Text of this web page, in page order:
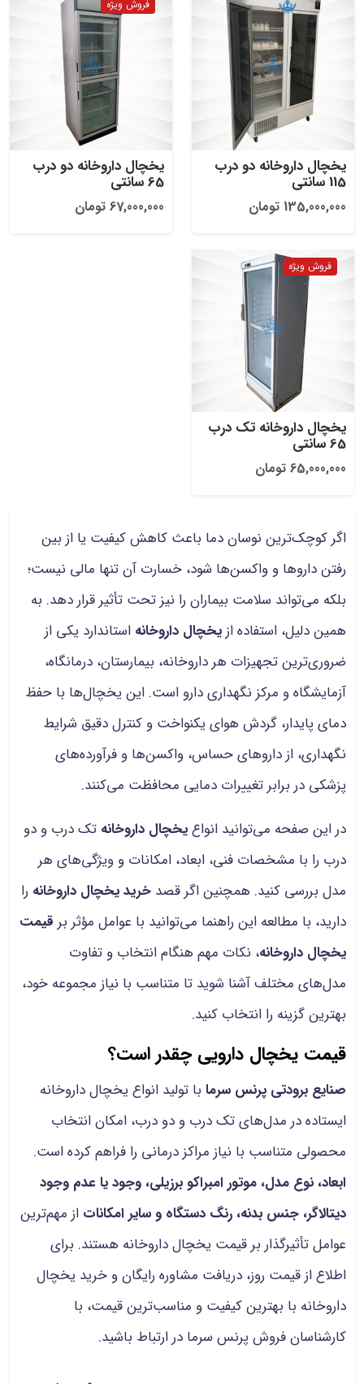
یخچال داروخانه دو درب
115 سانتی
135,000,000 تومان
یخچال داروخانه دو درب
65 سانتی
67,000,000 تومان
یخچال داروخانه تک درب
65 سانتی
65,000,000 تومان
اگر کوچک‌ترین نوسان دما باعث کاهش کیفیت یا از بین
رفتن داروها و واکسن‌ها شود، خسارت آن تنها مالی نیست؛
بلکه می‌تواند سلامت بیماران را نیز تحت تأثیر قرار دهد. به
همین دلیل، استفاده ازیخچال داروخانه استاندارد یکی از
ضروری‌ترین تجهیزات هر داروخانه، بیمارستان، درمانگاه،
آزمایشگاه و مرکز نگهداری دارو است. این یخچال‌ها با حفظ
دمای پایدار، گردش هوای یکنواخت و کنترل دقیق شرایط
نگهداری، از داروهای حساس، واکسن‌ها و فرآورده‌های
پزشکی در برابر تغییرات دمایی محافظت می‌کنند.
در این صفحه می‌توانید انواعیخچال داروخانه تک درب و دو
درب را با مشخصات فنی، ابعاد، امکانات و ویژگی‌های هر
مدل بررسی کنید. همچنین اگر قصد خرید یخچال داروخانه را
دارید، با مطالعه این راهنما می‌توانید با عوامل مؤثر بر قیمت
یخچال داروخانه، نکات مهم هنگام انتخاب و تفاوت
مدل‌های مختلف آشنا شوید تا متناسب با نیاز مجموعه خود،
بهترین گزینه را انتخاب کنید.
قیمت یخچال دارویی چقدر است؟
صنایع برودتی پرنس سرما با تولید انواع یخچال داروخانه
ایستاده در مدل‌های تک درب و دو درب، امکان انتخاب
محصولی متناسب با نیاز مراکز درمانی را فراهم کرده است.
ابعاد، نوع مدل، موتور امبراکو برزیلی، وجود یا عدم وجود
دیتالاگر، جنس بدنه، رنگ دستگاه و سایر امکانات از مهم‌ترین
عوامل تأثیرگذار بر قیمت یخچال داروخانه هستند. برای
اطلاع از قیمت روز، دریافت مشاوره رایگان و خرید یخچال
داروخانه با بهترین کیفیت و مناسب‌ترین قیمت، با
کارشناسان فروش پرنس سرما در ارتباط باشید.